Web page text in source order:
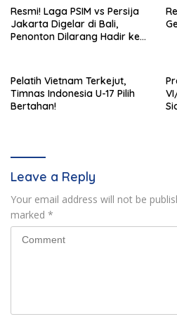
Resmi! Laga PSIM vs Persija
Jakarta Digelar di Bali,
Penonton Dilarang Hadir ke
Pelatih Vietnam Terkejut,
Timnas Indonesia U-17 Pilih
Bertahan!
Leave a Reply
Your email address will not be
marked *